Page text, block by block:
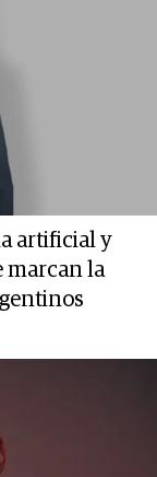
artificial y
marcan la